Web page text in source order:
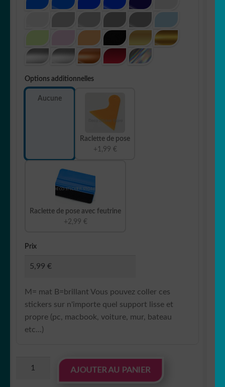
Options additionnelles
Aucune
Raclette de pose
+1,99 €
Raclette de pose avec feutrine
+2,99 €
Prix
M= mat B=brillant Vous pouvez coller ces
stickers sur n'importe quel support lisse et
propre (pc, macbook, voiture, mur, bateau
etc...)
AJOUTER AU PANIER